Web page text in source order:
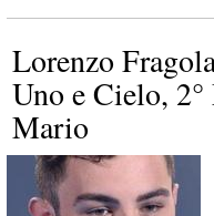
Lorenzo
Uno e Cielo,
Mario